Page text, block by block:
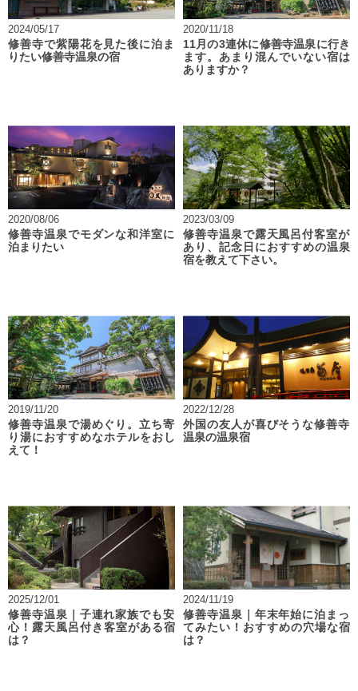
2024/05/17
修善寺で紫陽花を見た後に泊ま
りたい修善寺温泉の宿
2020/11/18
11月の3連休に修善寺温泉に行き
ます。あまり混んでいない宿は
ありますか？
2020/08/06
修善寺温泉でモダンな和洋室に
泊まりたい
2023/03/09
修善寺温泉で露天風呂付客室が
あり、記念日におすすめの温泉
宿を教えて下さい。
2019/11/20
修善寺温泉で湯めぐり。立ち寄
り湯におすすめなホテルをおし
えて！
2022/12/28
外国の友人が喜びそうな修善寺
温泉の温泉宿
2025/12/01
修善寺温泉｜子連れ家族でも安
心！露天風呂付き客室がある宿
は？
2024/11/19
修善寺温泉｜年末年始に泊まっ
てみたい！おすすめの穴場な宿
は？